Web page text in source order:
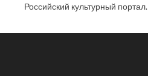
Российский культурный портал.